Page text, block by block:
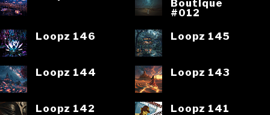
Boutique
#012
Loopz 146
Loopz 145
Loopz 144 Loopz 143
Loopz 142 Loopz 141